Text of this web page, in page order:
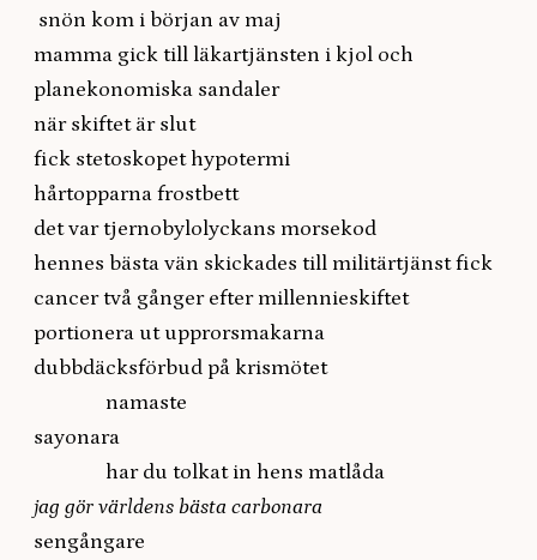
snön kom i början av maj
mamma gick till läkartjänsten i kjol och
planekonomiska sandaler
när skiftet är slut
fick stetoskopet hypotermi
hårtopparna frostbett
det var tjernobylolyckans morsekod
hennes bästa vän skickades till militärtjänst fick
cancer två gånger efter millennieskiftet
portionera ut upprorsmakarna
dubbdäcksförbud på krismötet
namaste
sayonara
har du tolkat in hens matlåda
jag gör världens bästa carbonara
sengångare